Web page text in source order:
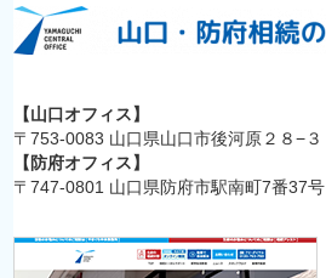
【山口オフィス】
〒753-0083 山口県山口市後河原２８−３
【防府オフィス】
〒747-0801 山口県防府市駅南町7番37号